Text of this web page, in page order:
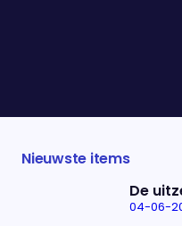
Nieuwste items
De
04-06-